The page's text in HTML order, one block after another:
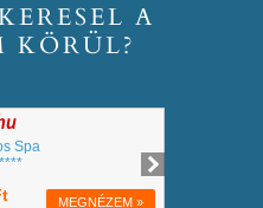
A
KÖRÜL?